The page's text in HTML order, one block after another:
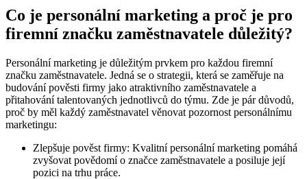
Co je personální marketing a proč je pro
firemní značku‍ zaměstnavatele důležitý?
Personální‌ marketing⁢ je ⁤důležitým prvkem‍ pro ⁣každou firemní
značku zaměstnavatele.⁤ Jedná se​ o strategii, která se zaměřuje‍ na
budování⁣ pověsti firmy jako atraktivního zaměstnavatele ​a
přitahování talentovaných jednotlivců do týmu. Zde je pár důvodů,
‌proč by měl každý zaměstnavatel věnovat pozornost personálnímu
marketingu:
Zlepšuje pověst ​firmy: Kvalitní personální marketing pomáhá
zvyšovat povědomí o⁤ značce⁤ zaměstnavatele a posiluje její
pozici na trhu práce.